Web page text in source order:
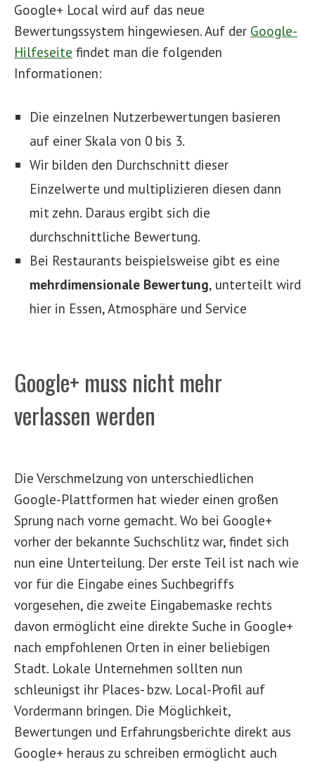
Google+ Local wird auf das neue
Bewertungssystem hingewiesen. Auf der Google-
Hilfeseite findet man die folgenden
Informationen:
Die einzelnen Nutzerbewertungen basieren
auf einer Skala von 0 bis 3.
Wir bilden den Durchschnitt dieser
Einzelwerte und multiplizieren diesen dann
mit zehn. Daraus ergibt sich die
durchschnittliche Bewertung.
Bei Restaurants beispielsweise gibt es eine
mehrdimensionale Bewertung, unterteilt wird
hier in Essen, Atmosphäre und Service
Google+ muss nicht mehr
verlassen werden
Die Verschmelzung von unterschiedlichen
Google-Plattformen hat wieder einen großen
Sprung nach vorne gemacht. Wo bei Google+
vorher der bekannte Suchschlitz war, findet sich
nun eine Unterteilung. Der erste Teil ist nach wie
vor für die Eingabe eines Suchbegriffs
vorgesehen, die zweite Eingabemaske rechts
davon ermöglicht eine direkte Suche in Google+
nach empfohlenen Orten in einer beliebigen
Stadt. Lokale Unternehmen sollten nun
schleunigst ihr Places- bzw. Local-Profil auf
Vordermann bringen. Die Möglichkeit,
Bewertungen und Erfahrungsberichte direkt aus
Google+ heraus zu schreiben ermöglicht auch